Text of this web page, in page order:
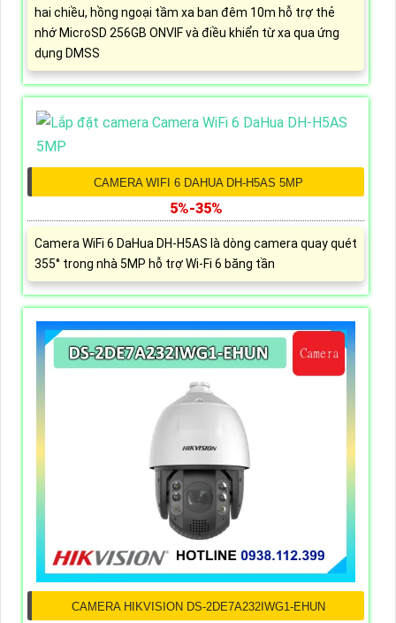
hai chiều, hồng ngoại tầm xa ban đêm 10m hỗ trợ thẻ
nhớ MicroSD 256GB ONVIF và điều khiển từ xa qua ứng
dụng DMSS
CAMERA WIFI 6 DAHUA DH-H5AS 5MP
5%-35%
Camera WiFi 6 DaHua DH-H5AS là dòng camera quay quét
355° trong nhà 5MP hỗ trợ Wi-Fi 6 băng tần
CAMERA HIKVISION DS-2DE7A232IWG1-EHUN